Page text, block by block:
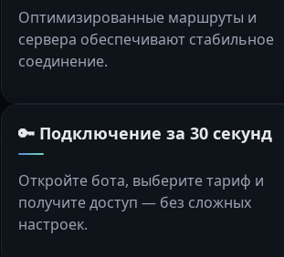
Оптимизированные маршруты и
сервера обеспечивают стабильное
соединение.
🔑 Подключение за 30 секунд
Откройте бота, выберите тариф и
получите доступ — без сложных
настроек.